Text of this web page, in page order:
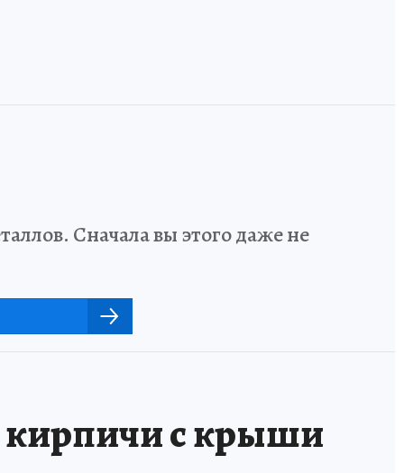
Сначала вы этого даже не
кирпичи с крыши